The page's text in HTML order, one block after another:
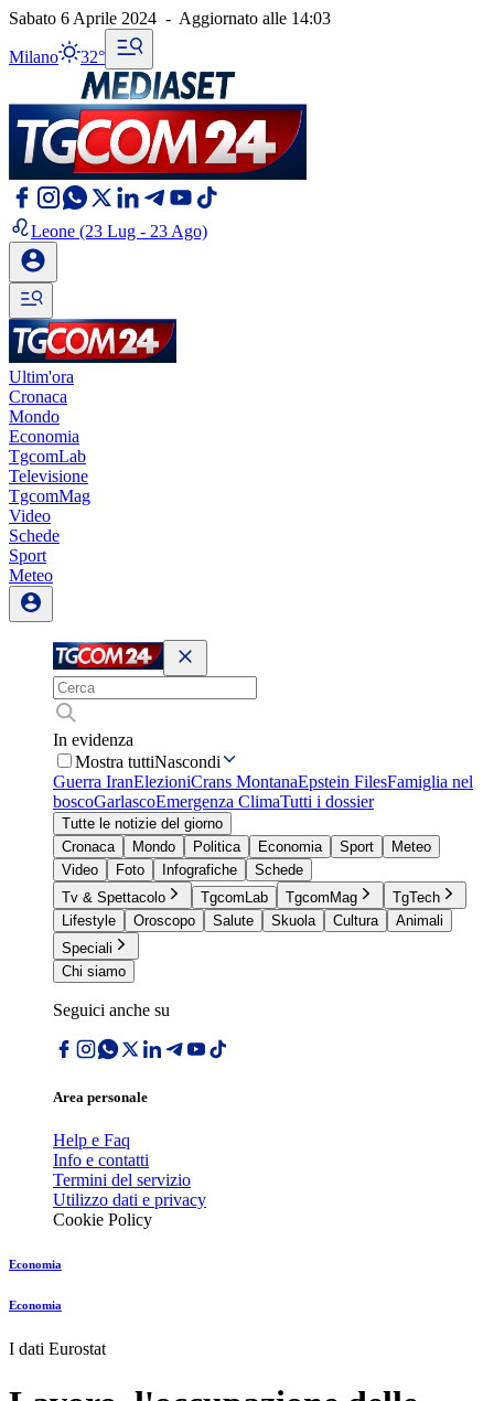
Sabato 6 Aprile 2024 - Aggiornato alle 14:03
Milano 32°
Leone (23 Lug - 23 Ago)
Ultim'ora
Cronaca
Mondo
Economia
TgcomLab
Televisione
TgcomMag
Video
Schede
Sport
Meteo
In evidenza
Mostra tuttiNascondi
Guerra IranElezioniCrans MontanaEpstein FilesFamiglia nel
boscoGarlascoEmergenza ClimaTutti i dossier
Tutte le notizie del giorno
Cronaca
Mondo Politica Economia Sport
Meteo
Video
Foto Infografiche
Schede
Tv & Spettacolo
TgcomLab TgcomMag
TgTech
Lifestyle
Oroscopo Salute Skuola Cultura
Animali
Speciali
Chi siamo
Seguici anche su
Area personale
Help e Faq
Info e contatti
Termini del servizio
Utilizzo dati e privacy
Cookie Policy
Economia
Economia
I dati Eurostat